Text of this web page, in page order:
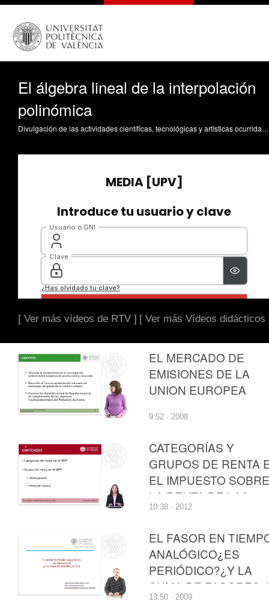
El álgebra lineal de la interpolación
polinómica
Divulgación de las actividades científicas, tecnológicas y artísticas ocurridas en los tres campus de la UPV
[ Ver más vídeos de RTV ] [ Ver más Vídeos didácticos
EL MERCADO DE
EMISIONES DE LA
UNION EUROPEA
9:52 · 2008
CATEGORÍAS Y
GRUPOS DE RENTA
EL IMPUESTO SOBRE
LA RENTA DE LAS
PERSONAS FÍSICAS
10:38 · 2012
EL FASOR EN
ANALÓGICO¿ES
PERIÓDICO?¿Y LA
SUMA DE FASORES,
ES?
13:50 · 2009